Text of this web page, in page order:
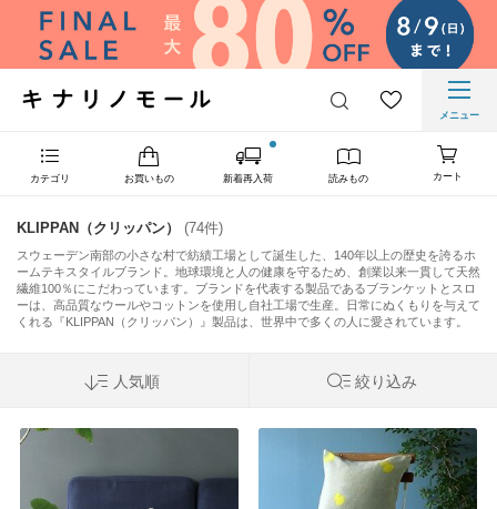
メニュー
カテゴリ お買いもの 新着再入荷 読みもの カート
KLIPPAN（クリッパン） (74件)
スウェーデン南部の小さな村で紡績工場として誕生した、140年以上の歴史を誇るホ
ームテキスタイルブランド。地球環境と人の健康を守るため、創業以来一貫して天然
繊維100％にこだわっています。ブランドを代表する製品であるブランケットとスロ
ーは、高品質なウールやコットンを使用し自社工場で生産。日常にぬくもりを与えて
くれる『KLIPPAN（クリッパン）』製品は、世界中で多くの人に愛されています。
人気順 絞り込み